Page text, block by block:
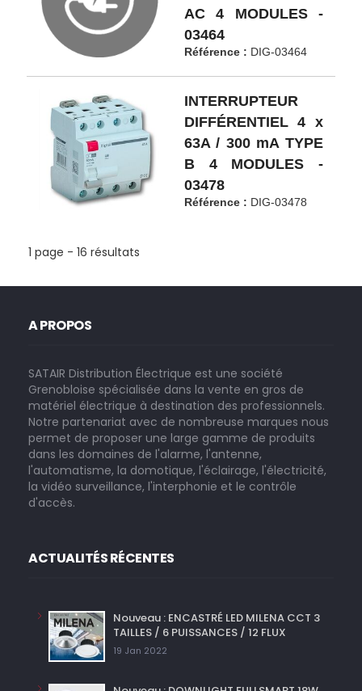
AC 4 MODULES -
03464
Référence : DIG-03464
INTERRUPTEUR
DIFFÉRENTIEL 4 x
63A / 300 mA TYPE
B 4 MODULES -
03478
Référence : DIG-03478
1 page - 16 résultats
A PROPOS
SATAIR Distribution Électrique est une société
Grenobloise spécialisée dans la vente en gros de
matériel électrique à destination des professionnels.
Notre partenariat avec de nombreuse marques nous
permet de proposer une large gamme de produits
dans les domaines de l'alarme, l'antenne,
l'automatisme, la domotique, l'éclairage, l'électricité,
la vidéo surveillance, l'interphonie et le contrôle
d'accès.
ACTUALITÉS RÉCENTES
Nouveau : ENCASTRÉ LED MILENA CCT 3
TAILLES / 6 PUISSANCES / 12 FLUX
19 Jan 2022